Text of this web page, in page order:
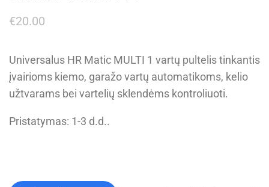
€20.00
Universalus HR Matic MULTI 1 vartų pultelis tinkantis
įvairioms kiemo, garažo vartų automatikoms, kelio
užtvarams bei vartelių sklendėms kontroliuoti.
Pristatymas: 1-3 d.d..